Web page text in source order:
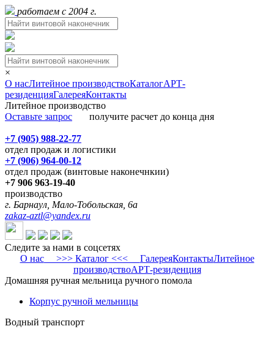
работаем с 2004 г.
×
О насЛитейное производствоКаталогАРТ-
резиденцияГалереяКонтакты
Литейное производство
Оставьте запрос получите расчет до конца дня
+7 (905) 988-22-77
отдел продаж и логистики
+7 (906) 964-00-12
отдел продаж (винтовые наконечнкии)
+7 906 963-19-40
производство
г. Барнаул, Мало-Тобольская, 6а
zakaz-aztl@yandex.ru
Следите за нами в соцсетях
О нас>>> Каталог <<< ГалереяКонтактыЛитейное
производствоАРТ-резиденция
Домашняя ручная мельница ручного помола
Корпус ручной мельницы
Водный транспорт